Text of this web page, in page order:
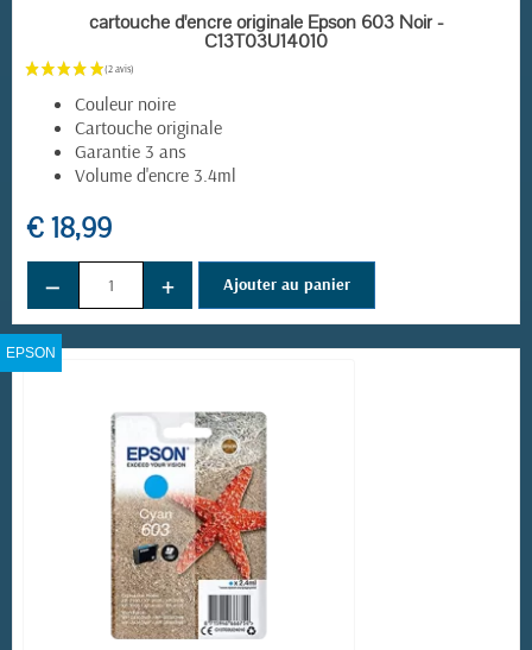
(5 avis)
EN STOCK
cartouche d'encre originale Epson 603 Noir -
C13T03U14010
Couleur noire
Cartouche originale
Garantie 3 ans
Volume d'encre 3.4ml
€ 18,99
− + Ajouter au panier
EPSON